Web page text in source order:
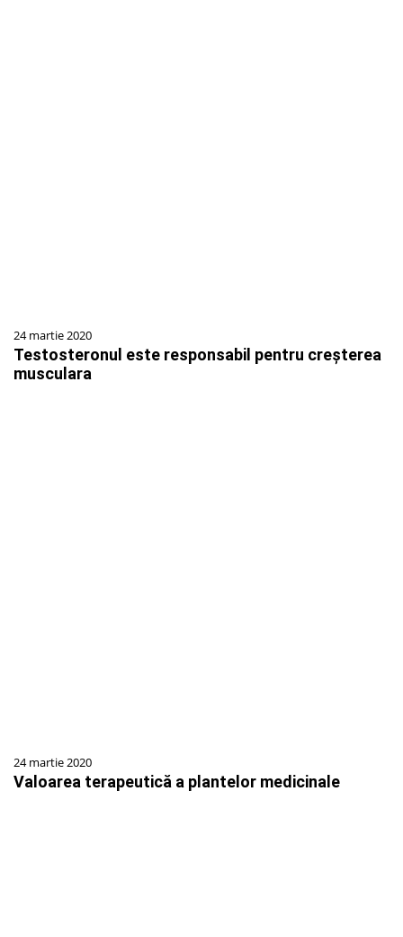
24 martie 2020
Testosteronul este responsabil pentru creşterea
musculara
24 martie 2020
Valoarea terapeutică a plantelor medicinale